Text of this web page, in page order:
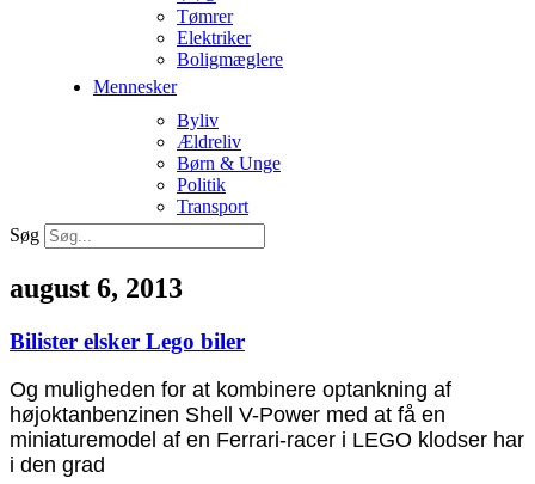
Tømrer
Elektriker
Boligmæglere
Mennesker
Byliv
Ældreliv
Børn & Unge
Politik
Transport
Søg
august 6, 2013
Bilister elsker Lego biler
Og muligheden for at kombinere optankning af
højoktanbenzinen Shell V-Power med at få en
miniaturemodel af en Ferrari-racer i LEGO klodser har
i den grad